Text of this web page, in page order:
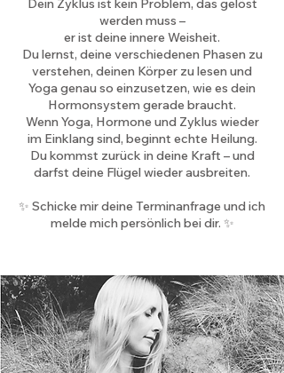
Dein Zyklus ist kein Problem, das gelöst
werden muss –
er ist deine innere Weisheit.
Du lernst, deine verschiedenen Phasen zu
verstehen, deinen Körper zu lesen und
Yoga genau so einzusetzen, wie es dein
Hormonsystem gerade braucht.
Wenn Yoga, Hormone und Zyklus wieder
im Einklang sind, beginnt echte Heilung.
Du kommst zurück in deine Kraft – und
darfst deine Flügel wieder ausbreiten.
✨ Schicke mir deine Terminanfrage und ich
melde mich persönlich bei dir. ✨